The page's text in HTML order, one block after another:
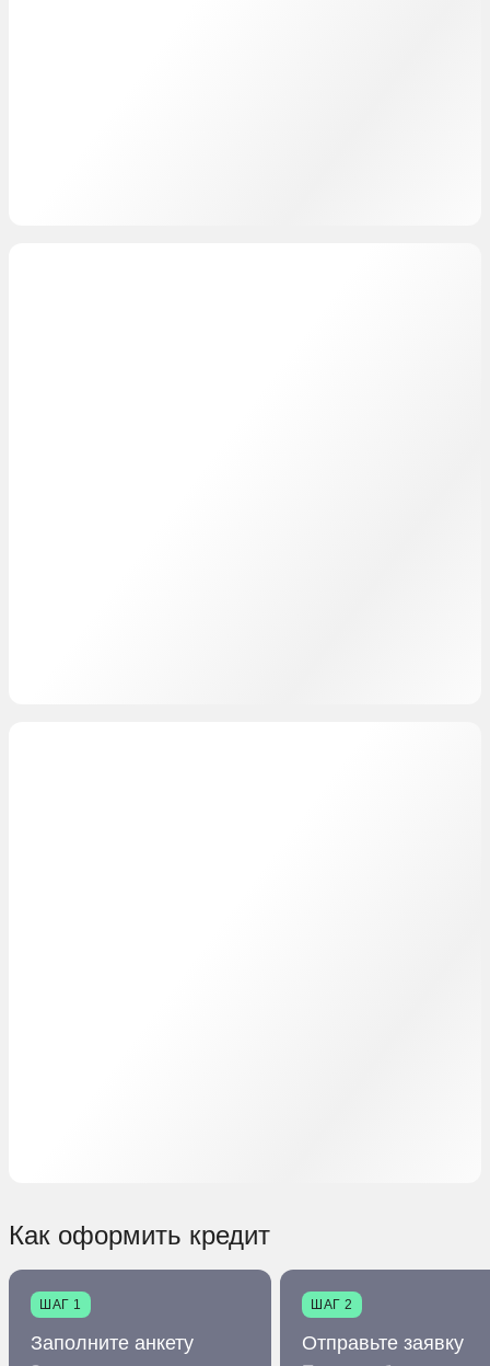
Как оформить кредит
ШАГ 1
Заполните анкету
ШАГ 2
Отправьте заявку